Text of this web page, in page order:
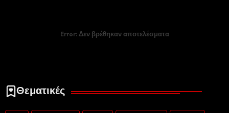
Error:Δεν βρέθηκαν αποτελέσματα
Θεματικές